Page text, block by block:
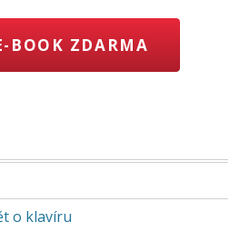
BOOK ZDARMA
o klavíru